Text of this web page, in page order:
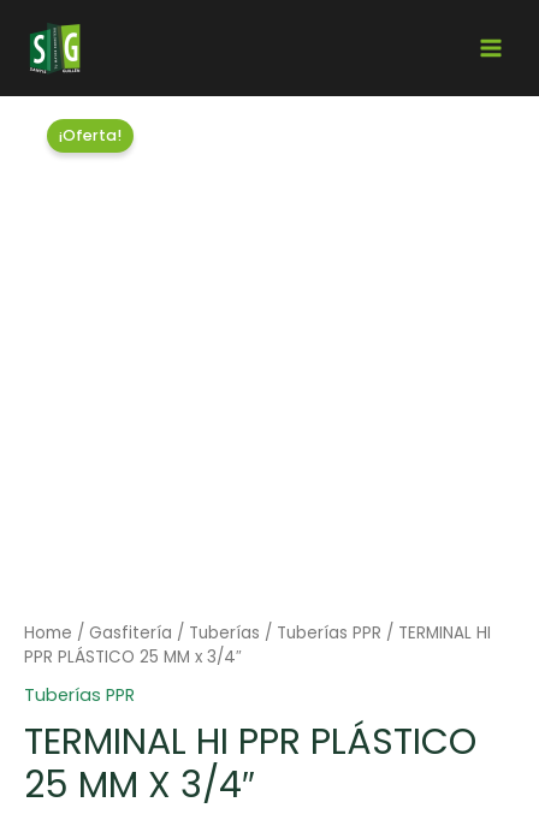
¡Oferta!
Home / Gasfitería / Tuberías / Tuberías PPR / TERMINAL HI
PPR PLÁSTICO 25 MM x 3/4″
Tuberías PPR
TERMINAL HI PPR PLÁSTICO
25 MM X 3/4″